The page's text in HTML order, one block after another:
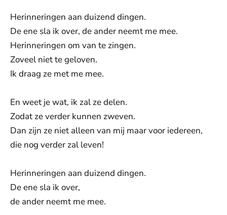
Herinneringen aan duizend dingen.
De ene sla ik over, de ander neemt me mee.
Herinneringen om van te zingen.
Zoveel niet te geloven.
Ik draag ze met me mee.
En weet je wat, ik zal ze delen.
Zodat ze verder kunnen zweven.
Dan zijn ze niet alleen van mij maar voor iedereen,
die nog verder zal leven!
Herinneringen aan duizend dingen.
De ene sla ik over,
de ander neemt me mee.